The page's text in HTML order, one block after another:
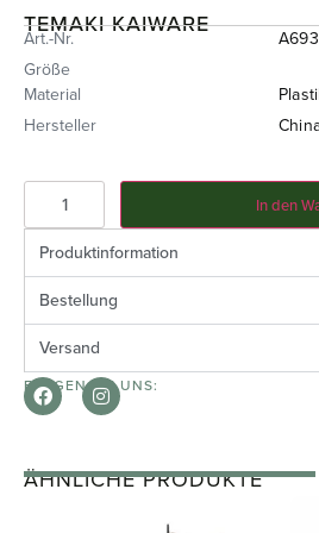
TEMAKI KAIWARE
Art.-Nr.
Größe
Material
Hersteller
In den
Produktinformation
Bestellung
Versand
FOLGEN SIE UNS:
ÄHNLICHE PRODUKTE